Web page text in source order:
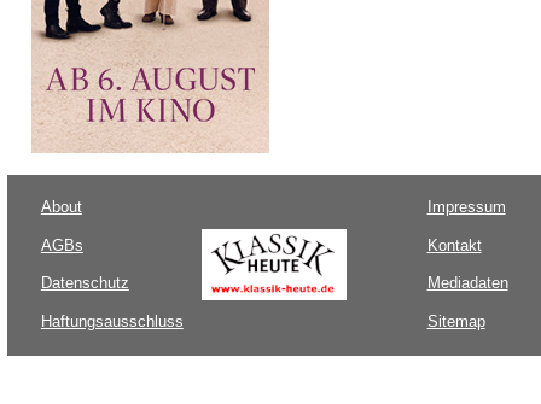
About
AGBs
Datenschutz
Haftungsausschluss
Impressum
Kontakt
Mediadaten
Sitemap